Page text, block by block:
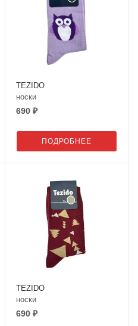
TEZIDO
носки
690 ₽
ПОДРОБНЕЕ
TEZIDO
носки
690 ₽